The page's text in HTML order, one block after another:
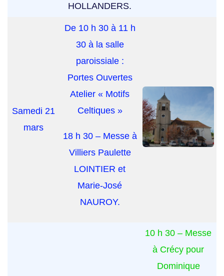
HOLLANDERS.
Samedi 21
mars
De 10 h 30 à 11 h
30 à la salle
paroissiale :
Portes Ouvertes
Atelier « Motifs
Celtiques »
18 h 30 – Messe à
Villiers Paulette
LOINTIER et
Marie-José
NAUROY.
10 h 30 – Messe
à Crécy pour
Dominique